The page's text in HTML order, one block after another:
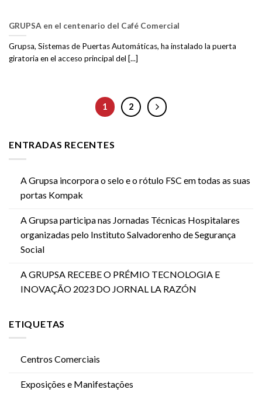
ENTRADAS RECENTES
A Grupsa incorpora o selo e o rótulo FSC em todas as suas
portas Kompak
A Grupsa participa nas Jornadas Técnicas Hospitalares
organizadas pelo Instituto Salvadorenho de Segurança
Social
A GRUPSA RECEBE O PRÉMIO TECNOLOGIA E
INOVAÇÃO 2023 DO JORNAL LA RAZÓN
ETIQUETAS
Centros Comerciais
Exposições e Manifestações
GRUPSA en el centenario del Café Comercial
Grupsa, Sistemas de Puertas Automáticas, ha instalado la puerta
giratoria en el acceso principal del [...]
1 2